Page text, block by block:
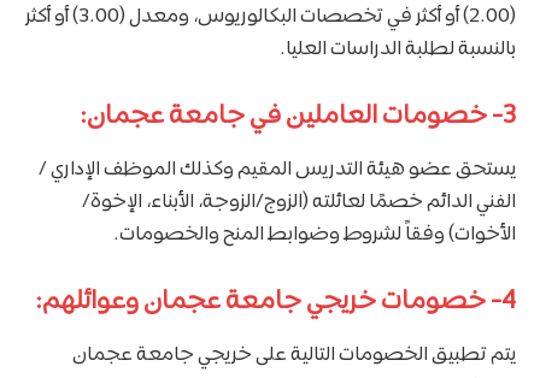
(2.00) أو أكثر في تخصصات البكالوريوس، ومعدل (3.00) أو أكثر
بالنسبة لطلبة الدراسات العليا.
3- خصومات العاملين في جامعة عجمان:
يستحق عضو هيئة التدريس المقيم وكذلك الموظف الإداري /
الفني الدائم خصمًا لعائلته (الزوج/الزوجة، الأبناء، الإخوة/
الأخوات) وفقاً لشروط وضوابط المنح والخصومات.
4- خصومات خريجي جامعة عجمان وعوائلهم:
يتم تطبيق الخصومات التالية على خريجي جامعة عجمان